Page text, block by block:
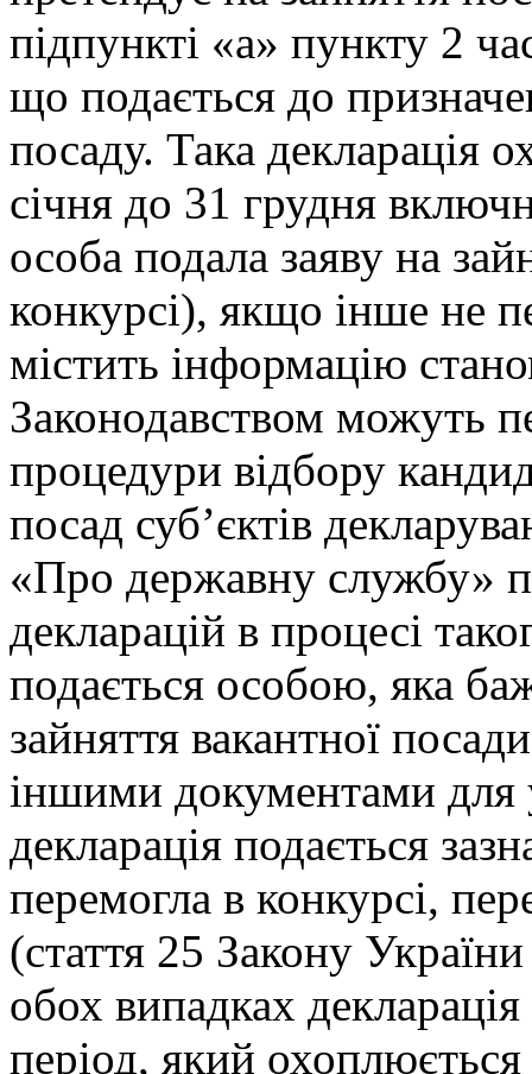
підпункті «а» пункту 2
що подається до
посаду. Така декларація
січня до 31 грудня
особа подала заяву на
конкурсі), якщо інше не
містить інформацію
Законодавством можуть
процедури відбору
посад суб’єктів
«Про державну службу»
декларацій в процесі
подається особою, яка
зайняття вакантної
іншими документами для
декларація подається
перемогла в конкурсі,
(стаття 25 Закону
обох випадках
період, який